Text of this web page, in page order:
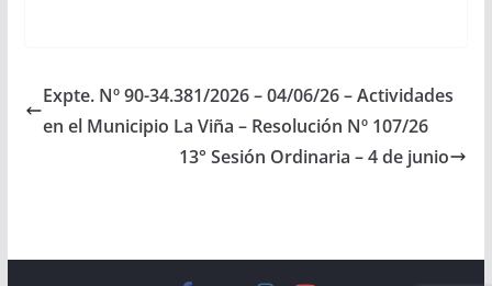
señora Senadora
LEONOR NIEVES
MINETTI, viendo con
agrado que nuestros
Expte. Nº 90-34.381/2026 – 04/06/26 – Actividades
en el Municipio La Viña – Resolución Nº 107/26
13° Sesión Ordinaria – 4 de junio